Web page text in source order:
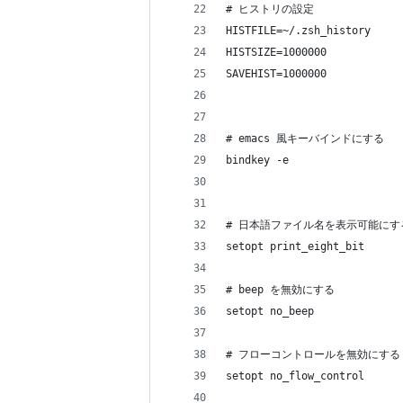
# ヒストリの設定
HISTFILE=~/.zsh_history
HISTSIZE=1000000
SAVEHIST=1000000
# emacs 風キーバインドにする
bindkey -e
# 日本語ファイル名を表示可能にす
setopt print_eight_bit
# beep を無効にする
setopt no_beep
# フローコントロールを無効にする
setopt no_flow_control